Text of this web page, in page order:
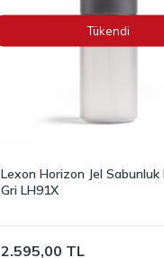
Tükendi
Lexon Horizon Jel
Gri LH91X
2.595,00 TL